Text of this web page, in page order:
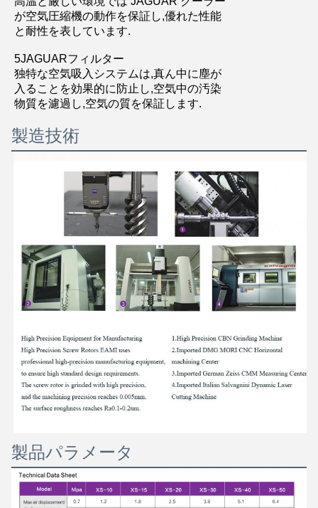
が空気圧縮機の動作を保証し,優れた性能
と耐性を表しています.
5JAGUARフィルター
独特な空気吸入システムは,真ん中に塵が
入ることを効果的に防止し,空気中の汚染
物質を濾過し,空気の質を保証します.
製造技術
製品パラメータ